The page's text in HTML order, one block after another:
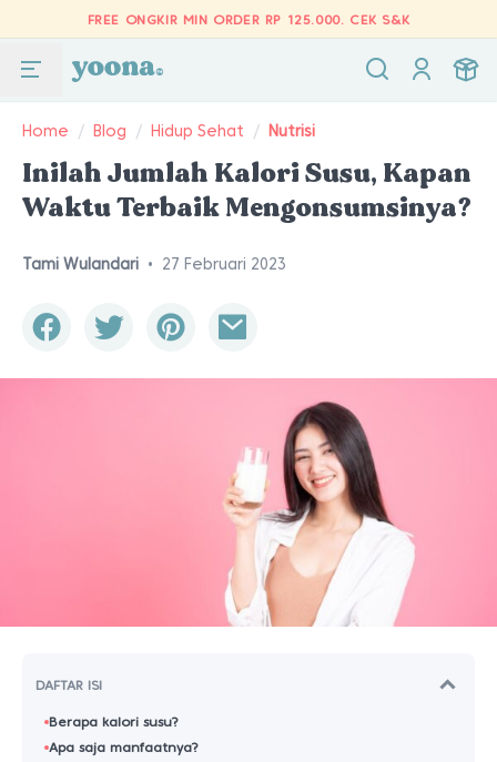
FREE ONGKIR MIN ORDER RP 125.000. CEK S&K
Home / Blog / Hidup Sehat / Nutrisi
Inilah Jumlah Kalori Susu, Kapan
Waktu Terbaik Mengonsumsinya?
Tami Wulandari • 27 Februari 2023
DAFTAR ISI
Berapa kalori susu?
Apa saja manfaatnya?